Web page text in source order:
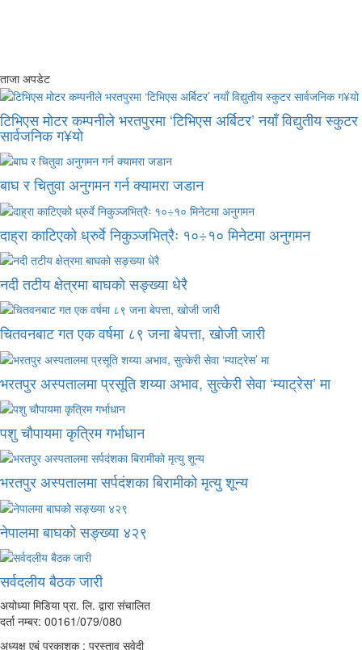
ताजा अपडेट
टिभिएस मोटर कम्पनीले भरतपुरमा ‘टिभिएस अर्बिटर’ नयाँ विद्युतीय स्कुटर
सार्वजनिक ग¥यो
बाघ र चितुवा अनुगमन गर्न क्यामरा जडान
दाह्रा काटिएको ध्रुर्वे निकुञ्जभित्रैः १०÷१० मिनेटमा अनुगमन
नदी तटीय क्षेत्रमा बाघको सङ्ख्या धेरै
चितवनबाट गत एक वर्षमा ८९ जना बेपत्ता, खोजी जारी
भरतपुर अस्पतालमा प्रसूति शय्या अभाव, सुत्केरी सेवा ‘म्याट्रेस’ मा
पशु चौपायमा कृत्रिम गर्भाधान
भरतपुर अस्पतालमा सर्पदंशका बिरामीको मृत्यु शून्य
नेपालमा बाघको सङ्ख्या ४२९
सर्वदलीय बैठक जारी
अयोध्या मिडिया प्रा. लि. द्वारा संचालित
दर्ता नम्बर: 00161/079/080
अध्यक्ष एबं प्रकाशक : प्रस्ताव सुवेदी